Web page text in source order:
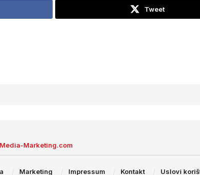
Tweet
Marketing.com
Marketing Impressum Kontakt Uslovi